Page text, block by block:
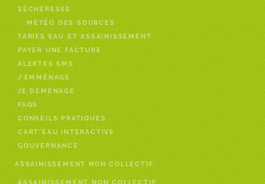
SÈCHERESSE
MÉTÉO DES SOURCES
TARIFS EAU ET ASSAINISSEMENT
PAYER UNE FACTURE
ALERTES SMS
J’EMMÉNAGE
JE DÉMÉNAGE
FAQS
CONSEILS PRATIQUES
CART’EAU INTERACTIVE
GOUVERNANCE
ASSAINISSEMENT NON COLLECTIF